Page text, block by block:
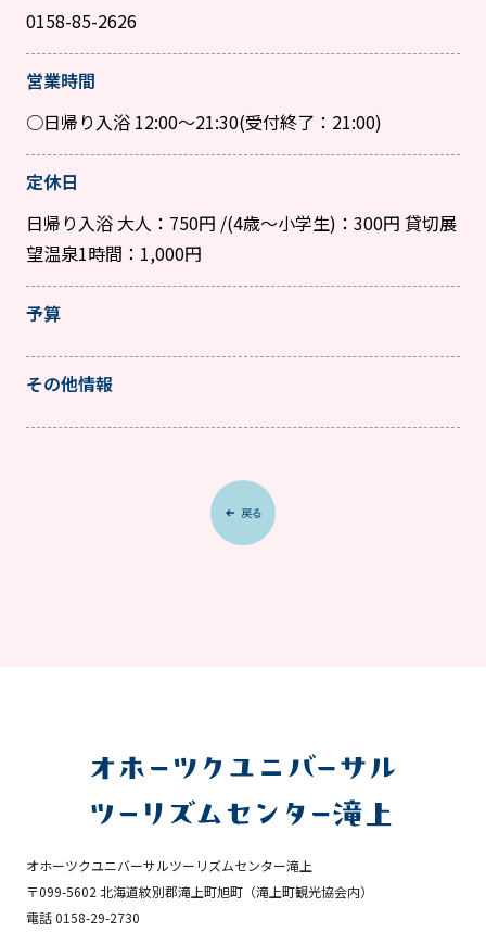
0158-85-2626
営業時間
○日帰り入浴 12:00～21:30(受付終了：21:00)
定休日
日帰り入浴 大人：750円 /(4歳～小学生)：300円 貸切展
望温泉1時間：1,000円
予算
その他情報
オホーツクユニバーサルツーリズムセンター滝上
〒099-5602 北海道紋別郡滝上町旭町 （滝上町観光協会内）
電話 0158-29-2730